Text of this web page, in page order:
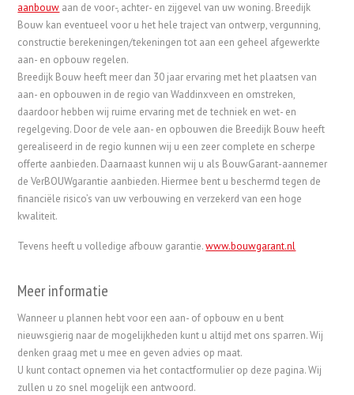
aanbouw aan de voor-, achter- en zijgevel van uw woning. Breedijk
Bouw kan eventueel voor u het hele traject van ontwerp, vergunning,
constructie berekeningen/tekeningen tot aan een geheel afgewerkte
aan- en opbouw regelen.
Breedijk Bouw heeft meer dan 30 jaar ervaring met het plaatsen van
aan- en opbouwen in de regio van Waddinxveen en omstreken,
daardoor hebben wij ruime ervaring met de techniek en wet- en
regelgeving. Door de vele aan- en opbouwen die Breedijk Bouw heeft
gerealiseerd in de regio kunnen wij u een zeer complete en scherpe
offerte aanbieden. Daarnaast kunnen wij u als BouwGarant-aannemer
de VerBOUWgarantie aanbieden. Hiermee bent u beschermd tegen de
financiële risico’s van uw verbouwing en verzekerd van een hoge
kwaliteit.
Tevens heeft u volledige afbouw garantie.www.bouwgarant.nl
Meer informatie
Wanneer u plannen hebt voor een aan- of opbouw en u bent
nieuwsgierig naar de mogelijkheden kunt u altijd met ons sparren. Wij
denken graag met u mee en geven advies op maat.
U kunt contact opnemen via het contactformulier op deze pagina. Wij
zullen u zo snel mogelijk een antwoord.